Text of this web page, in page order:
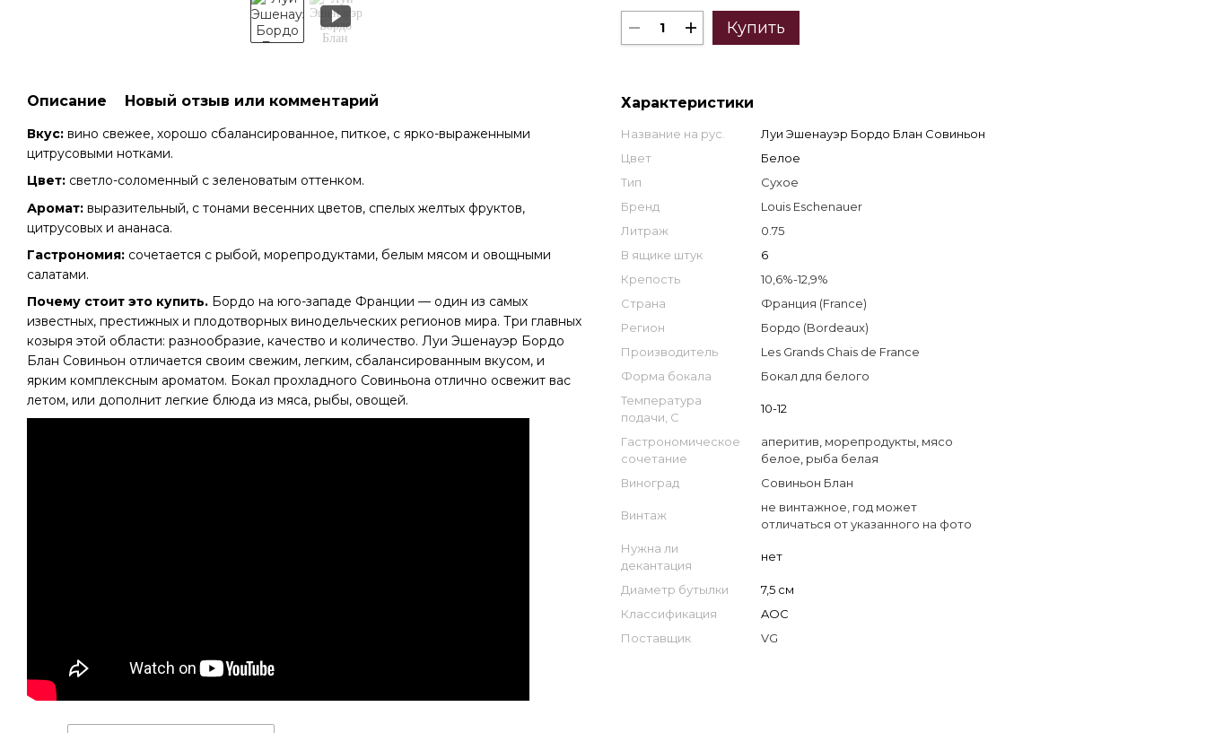
Описание Новый отзыв или комментарий
Вкус: вино свежее, хорошо сбалансированное, питкое, с ярко-выраженными
цитрусовыми нотками.
Цвет: светло-соломенный с зеленоватым оттенком.
Аромат: выразительный, с тонами весенних цветов, спелых желтых фруктов,
цитрусовых и ананаса.
Гастрономия: сочетается с рыбой, морепродуктами, белым мясом и овощными
салатами.
Почему стоит это купить. Бордо на юго-западе Франции — один из самых
известных, престижных и плодотворных винодельческих регионов мира. Три главных
козыря этой области: разнообразие, качество и количество. Луи Эшенауэр Бордо
Блан Совиньон отличается своим свежим, легким, сбалансированным вкусом, и
ярким комплексным ароматом. Бокал прохладного Совиньона отлично освежит вас
летом, или дополнит легкие блюда из мяса, рыбы, овощей.
Купить
Характеристики
Название на рус.
Луи Эшенауэр Бордо Блан Совиньон
Цвет
Белое
Тип
Сухое
Бренд
Louis Eschenauer
Литраж
0.75
В ящике штук
6
Крепость
10,6%-12,9%
Страна
Франция (France)
Регион
Бордо (Bordeaux)
Производитель
Les Grands Chais de France
Форма бокала
Бокал для белого
Температура
подачи, С
10-12
Гастрономическое
сочетание
аперитив морепродукты мясо
белое рыба белая
Виноград
Совиньон Блан
Винтаж
не винтажное, год может
отличаться от указанного на фото
Нужна ли
декантация
нет
Диаметр бутылки
7,5 см
Классификация
AOC
Поставщик
VG